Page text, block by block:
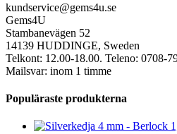
kundservice@gems4u.se
Gems4U
Stambanevägen 52
14139 HUDDINGE, Sweden
Telkont: 12.00-18.00. Teleno: 0708-
Mailsvar: inom 1 timme
Populäraste produkterna